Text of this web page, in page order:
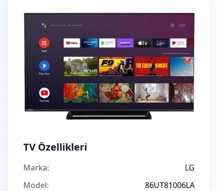
TV Özellikleri
Marka:
LG
Model:
86UT81006LA